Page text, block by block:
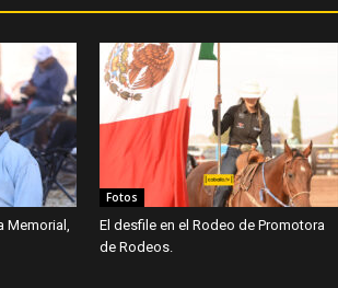
Memorial,
Fotos
El desfile en el Rodeo de Promotora
de Rodeos.